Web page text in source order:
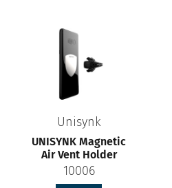
Unisynk
UNISYNK Magnetic
Air Vent Holder
10006